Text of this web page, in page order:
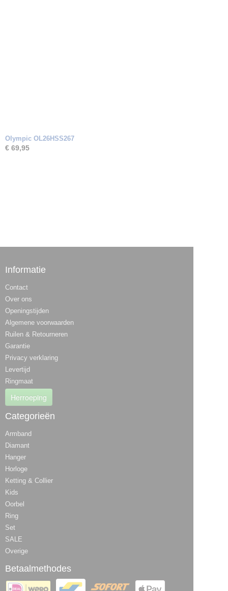
Olympic OL26HSS267
€ 69,95
Informatie
Contact
Over ons
Openingstijden
Algemene voorwaarden
Ruilen & Retourneren
Garantie
Privacy verklaring
Levertijd
Ringmaat
Herroeping
Categorieën
Armband
Diamant
Hanger
Horloge
Ketting & Collier
Kids
Oorbel
Ring
Set
SALE
Overige
Betaalmethodes